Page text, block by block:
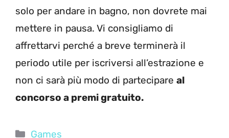
solo per andare in bagno, non dovrete mai
mettere in pausa. Vi consigliamo di
affrettarvi perché a breve terminerà il
periodo utile per iscriversi all’estrazione e
non ci sarà più modo di partecipare al
concorso a premi gratuito.
Categorie
Games